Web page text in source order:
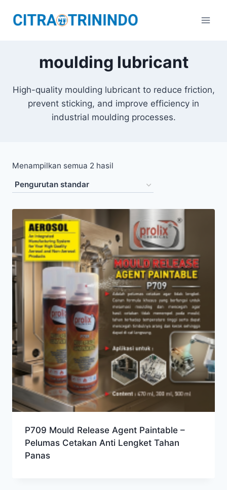
moulding lubricant
High-quality moulding lubricant to reduce friction,
prevent sticking, and improve efficiency in
industrial moulding processes.
Menampilkan semua 2 hasil
P709 Mould Release Agent Paintable –
Pelumas Cetakan Anti Lengket Tahan
Panas